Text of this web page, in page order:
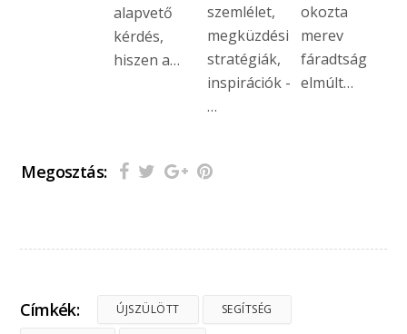
alapvető
kérdés,
hiszen a…
szemlélet,
megküzdési
stratégiák,
inspirációk -
…
okozta
merev
fáradtság
elmúlt…
Megosztás:
Címkék: ÚJSZÜLÖTT SEGÍTSÉG